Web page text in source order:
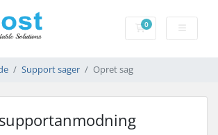
0Bestillingskurv
Support sager Opret sag